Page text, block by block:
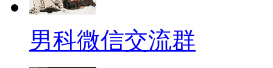
男科微信交流群